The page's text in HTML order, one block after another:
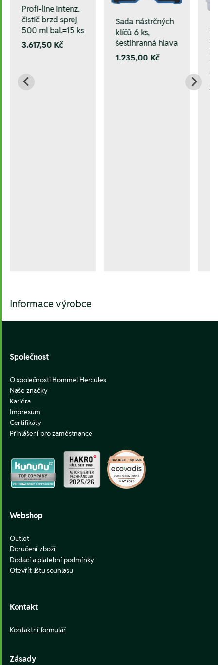
Profi-line intenz.
čistič brzd sprej
500 ml bal.=15 ks
3.617,50 Kč
Sada nástrčných
klíčů 6 ks,
šestihranná hlava
1.235,00 Kč
Informace výrobce
Footer
Společnost
O společnosti Hommel Hercules
Naše značky
Kariéra
Impresum
Certifikáty
Přihlášení pro zaměstnance
Webshop
Outlet
Doručení zboží
Dodací a platební podmínky
Otevřít lištu souhlasu
Kontakt
Kontaktní formulář
Zásady